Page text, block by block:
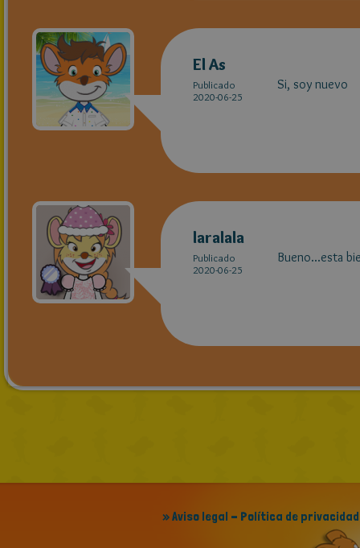
El As
Publicado
2020-06-25
Si, soy nuevo
laralala
Publicado
2020-06-25
Bueno...esta
» Aviso legal - Política de privacidad